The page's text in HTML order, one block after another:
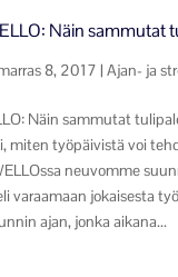
Näin sammutat
8, 2017 | Ajan- ja
Näin sammutat
miten työpäivistä voi
neuvomme
varaamaan jokaisesta
ajan, jonka aikana...